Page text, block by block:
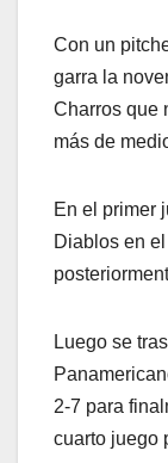
Con un
garra la
Charros que
más de
En el primer
Diablos en
Luego se
2-7 para
cuarto juego